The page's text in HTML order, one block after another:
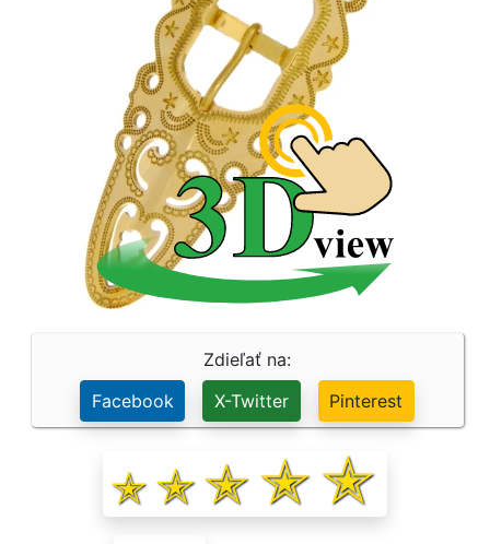
Kožené folklórne výrobky pre
Liptovský ľudový odev s
mosadznými sponami
Mosadzné spony zdobia mužský Liptovský kroj. Slúžia
na zapínanie kožených zápästkov. Poznáme ich na
ľudovej koženej obuvi, na krpcoch a čižmách.
Zdieľať na:
Facebook
X-Twitter Pinterest